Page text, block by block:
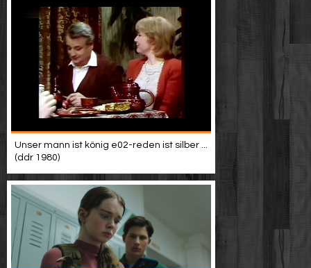
Unser mann ist könig e02-reden ist silber ...
(ddr 1980)